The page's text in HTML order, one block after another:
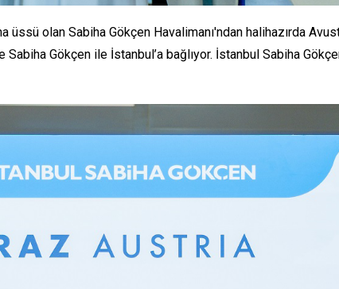
olan Sabiha Gökçen Havalimanı'ndan halihazırda
Gökçen ile İstanbul’a bağlıyor. İstanbul Sabiha